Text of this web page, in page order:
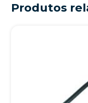
Produtos